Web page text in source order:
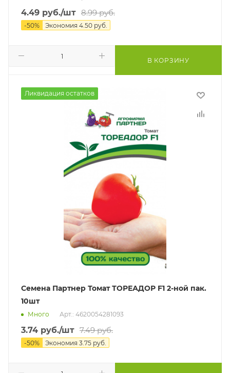
4.49 руб./шт 8.99руб.
-50% Экономия 4.50 руб.
В КОРЗИНУ
Ликвидация остатков
Семена Партнер Томат ТОРЕАДОР F1 2-ной пак.
10шт
Много Арт.: 4620054281093
3.74 руб./шт 7.49руб.
-50% Экономия 3.75 руб.